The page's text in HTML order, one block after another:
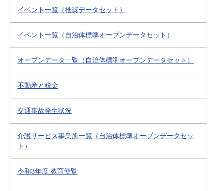
イベント一覧（推奨データセット）
イベント一覧（自治体標準オープンデータセット）
オープンデータ一覧（自治体標準オープンデータセット）
不動産と税金
交通事故発生状況
介護サービス事業所一覧（自治体標準オープンデータセッ
ト）
令和3年度 教育便覧